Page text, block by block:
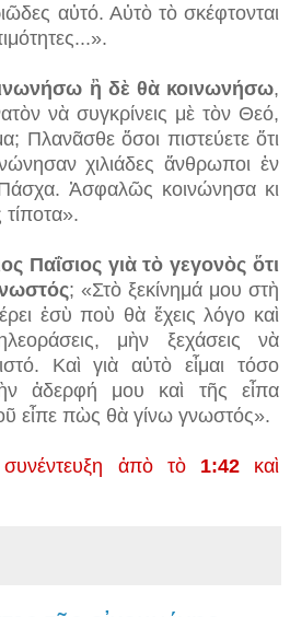
αὐτό. Αὐτὸ τὸ σκέφτονται
ἢ δὲ θὰ κοινωνήσω,
νὰ συγκρίνεις μὲ τὸν Θεό,
Πλανᾶσθε ὅσοι πιστεύετε ὅτι
χιλιάδες ἄνθρωποι ἐν
Ἀσφαλῶς κοινώνησα κι
Παΐσιος γιὰ τὸ γεγονὸς ὅτι
; «Στὸ ξεκίνημά μου στὴ
ἐσὺ ποὺ θὰ ἔχεις λόγο καὶ
μὴν ξεχάσεις νὰ
Καὶ γιὰ αὐτὸ εἶμαι τόσο
ἀδερφή μου καὶ τῆς εἶπα
εἶπε πὼς θὰ γίνω γνωστός».
ἀπὸ τὸ 1:42καὶ